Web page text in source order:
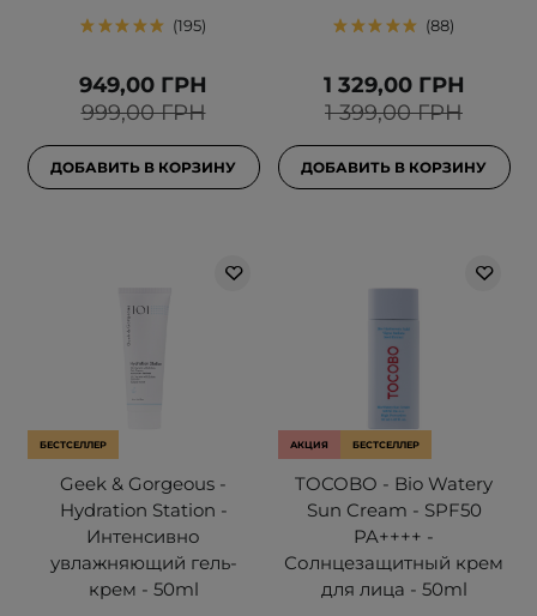
195
999,00 ГРН
949,00 ГРН
ДОБАВИТЬ В КОРЗИНУ
88
1 399,00 ГРН
1 329,00 ГРН
ДОБАВИТЬ В КОРЗИНУ
БЕСТСЕЛЛЕР
Geek & Gorgeous -
Hydration Station -
Интенсивно
увлажняющий гель-
крем - 50ml
АКЦИЯ БЕСТСЕЛЛЕР
TOCOBO - Bio Watery
Sun Cream - SPF50
PA++++ -
Солнцезащитный крем
для лица - 50ml